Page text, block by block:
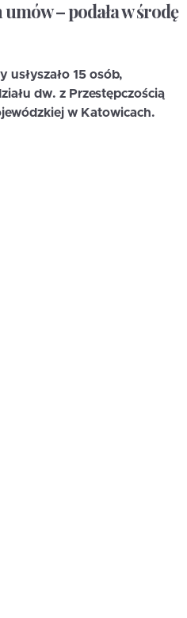
– podała w środę
15 osób,
dw. z Przestępczością
w Katowicach.